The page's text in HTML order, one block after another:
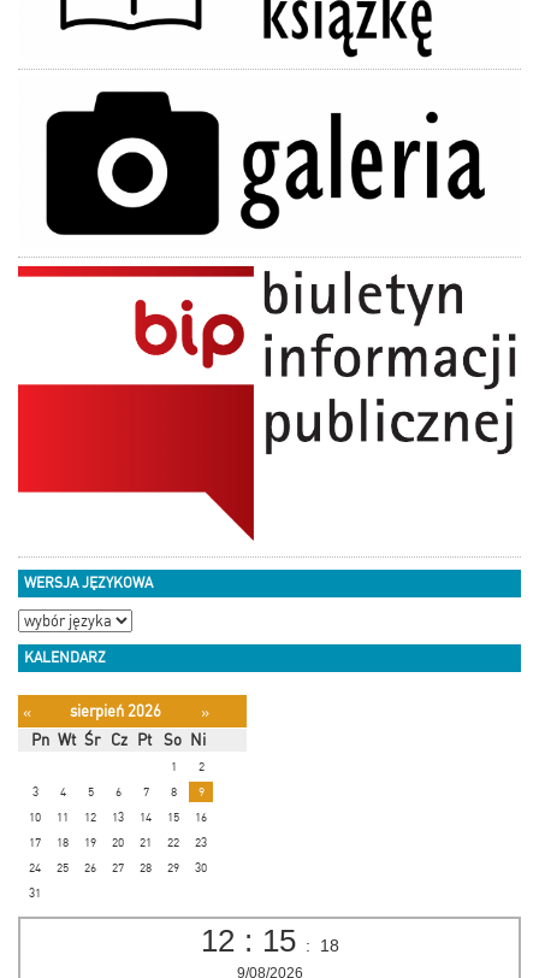
WERSJA JĘZYKOWA
KALENDARZ
« sierpień 2026
»
Pn Wt Śr Cz Pt So Ni
1
2
3
4 5 6 7 8
9
10
11 12 13 14 15
16
17
18 19 20 21 22
23
24
25 26 27 28 29
30
31
12 : 15 : 18
9/08/2026